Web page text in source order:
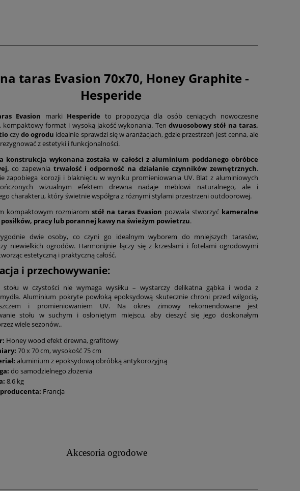
na taras Evasion 70x70, Honey Graphite -
Hesperide
Evasion marki Hesperide to propozycja dla osób ceniących nowoczesne
kompaktowy format i wysoką jakość wykonania. Tendwuosobowy stół na taras,
czydo ogrodu idealnie sprawdzi się w aranżacjach, gdzie przestrzeń jest cenna, ale
z estetyki i funkcjonalności.
konstrukcja wykonana została w całości z aluminium poddanego obróbce
co zapewnia trwałość i odporność na działanie czynników zewnętrznych.
zapobiega korozji i blaknięciu w wyniku promieniowania UV. Blat z aluminiowych
wizualnym efektem drewna nadaje meblowi naturalnego, ale i
charakteru, który świetnie współgra z różnymi stylami przestrzeni outdoorowej.
kompaktowym rozmiarom stół na taras Evasion pozwala stworzyć kameralne
pracy lub porannej kawy na świeżym powietrzu.
dwie osoby, co czyni go idealnym wyborem do mniejszych tarasów,
niewielkich ogrodów. Harmonijnie łączy się z krzesłami i fotelami ogrodowymi
estetyczną i praktyczną całość.
i przechowywanie:
stołu w czystości nie wymaga wysiłku – wystarczy delikatna gąbka i woda z
Aluminium pokryte powłoką epoksydową skutecznie chroni przed wilgocią,
i promieniowaniem UV. Na okres zimowy rekomendowane jest
stołu w suchym i osłoniętym miejscu, aby cieszyć się jego doskonałym
wiele sezonów..
Honey wood efekt drewna, grafitowy
70 x 70 cm, wysokość 75 cm
aluminium z epoksydową obróbką antykorozyjną
do samodzielnego złożenia
8,6 kg
Francja
Akcesoria ogrodowe